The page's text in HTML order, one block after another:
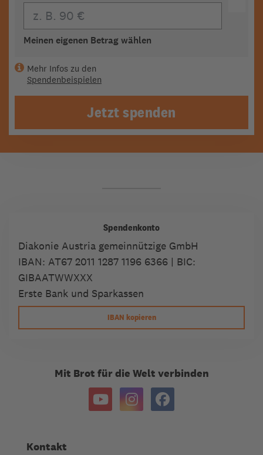
Meinen eigenen Betrag wählen
Mehr Infos zu den
Spendenbeispielen
Jetzt spenden
Spendenkonto
Diakonie Austria gemeinnützige GmbH
IBAN: AT67 2011 1287 1196 6366 | BIC:
GIBAATWWXXX
Erste Bank und Sparkassen
IBAN kopieren
Mit Brot für die Welt verbinden
Kontakt